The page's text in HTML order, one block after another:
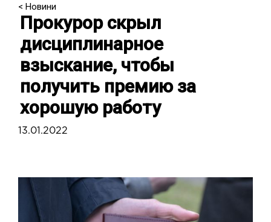
< Новини
Прокурор скрыл
дисциплинарное
взыскание, чтобы
получить премию за
хорошую работу
13.01.2022